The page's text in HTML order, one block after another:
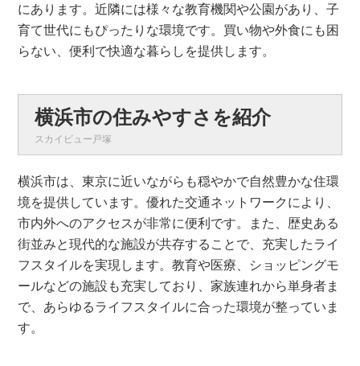
にあります。近隣には様々な教育機関や公園があり、子
育て世代にもぴったりな環境です。買い物や外食にも困
らない、便利で快適な暮らしを提供します。
横浜市の住みやすさを紹介
スカイビュー戸塚
横浜市は、東京に近いながらも穏やかで自然豊かな住環
境を提供しています。優れた交通ネットワークにより、
市内外へのアクセスが非常に便利です。また、歴史ある
街並みと現代的な施設が共存することで、充実したライ
フスタイルを実現します。教育や医療、ショッピングモ
ールなどの施設も充実しており、家族連れから単身者ま
で、あらゆるライフスタイルに合った環境が整っていま
す。